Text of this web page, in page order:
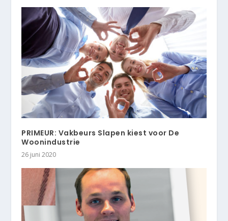
PRIMEUR: Vakbeurs Slapen kiest voor De
Woonindustrie
26 juni 2020